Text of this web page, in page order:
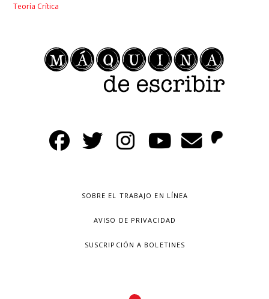
Teoría Crítica
SOBRE EL TRABAJO EN LÍNEA
AVISO DE PRIVACIDAD
SUSCRIPCIÓN A BOLETINES